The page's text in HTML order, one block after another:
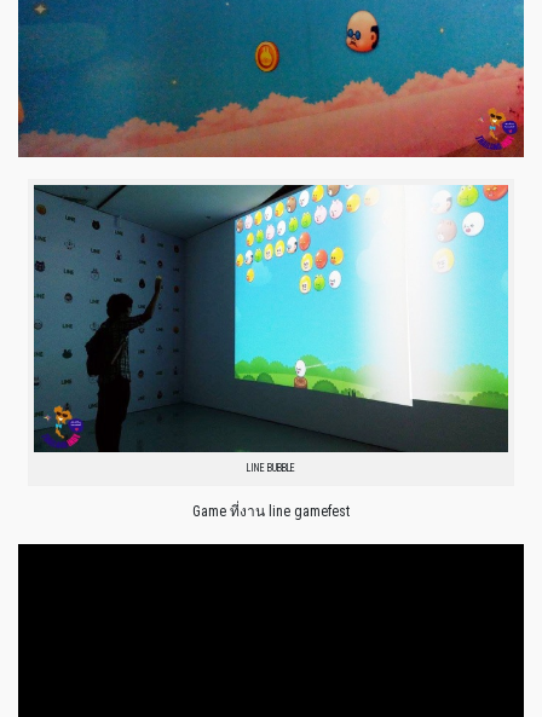
LINE BUBBLE
Game ที่งาน line gamefest